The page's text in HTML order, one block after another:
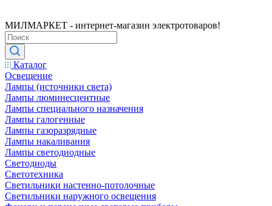
МИЛМАРКЕТ - интернет-магазин электротоваров!
Каталог
Освещение
Лампы (источники света)
Лампы люминесцентные
Лампы специального назначения
Лампы галогенные
Лампы газоразрядные
Лампы накаливания
Лампы светодиодные
Светодиоды
Светотехника
Светильники настенно-потолочные
Светильники наружного освещения